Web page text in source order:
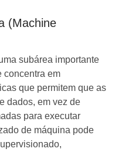
(Machine
subárea importante
concentra em
que permitem que as
dados, em vez de
para executar
de máquina pode